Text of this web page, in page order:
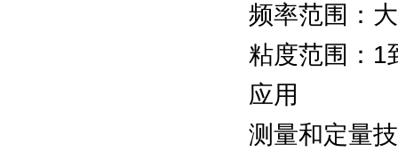
频率范围：
粘度范围：1
应用
测量和定量